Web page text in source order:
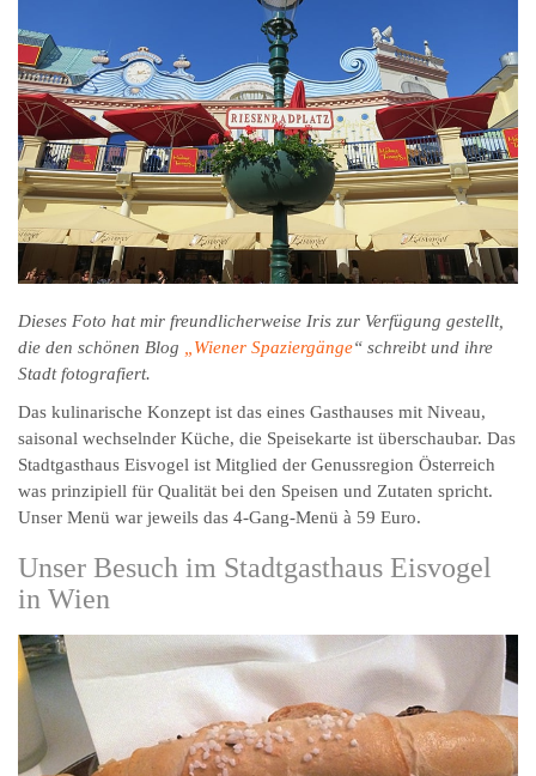
Dieses Foto hat mir freundlicherweise Iris zur Verfügung gestellt,
die den schönen Blog „Wiener Spaziergänge“ schreibt und ihre
Stadt fotografiert.
Das kulinarische Konzept ist das eines Gasthauses mit Niveau,
saisonal wechselnder Küche, die Speisekarte ist überschaubar. Das
Stadtgasthaus Eisvogel ist Mitglied der Genussregion Österreich
was prinzipiell für Qualität bei den Speisen und Zutaten spricht.
Unser Menü war jeweils das 4-Gang-Menü à 59 Euro.
Unser Besuch im Stadtgasthaus Eisvogel
in Wien